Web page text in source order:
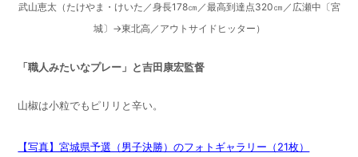
武山恵太（たけやま・けいた／身長178㎝／最高到達点320㎝／広瀬中〔宮
城〕→東北高／アウトサイドヒッター）
「職人みたいなプレー」と吉田康宏監督
山椒は小粒でもピリリと辛い。
【写真】宮城県予選（男子決勝）のフォトギャラリー（21枚）